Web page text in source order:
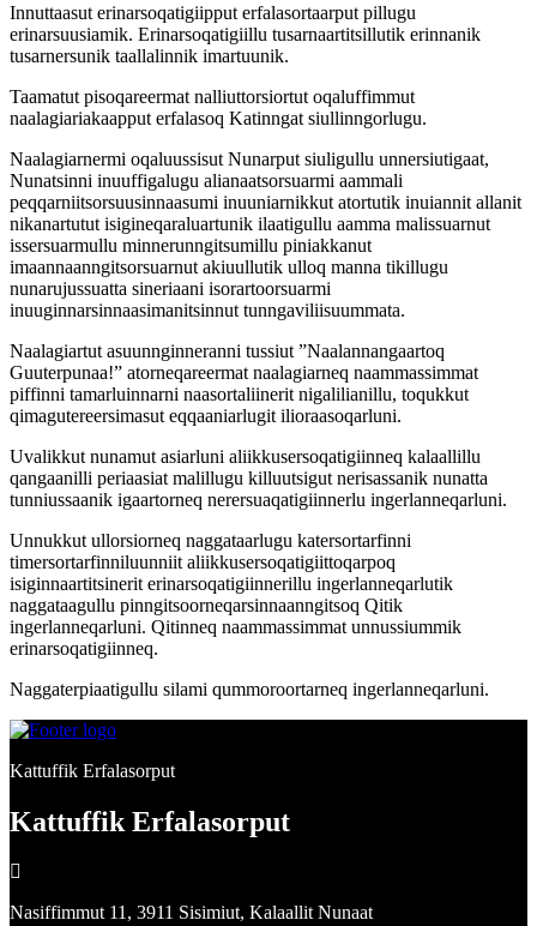
Innuttaasut erinarsoqatigiipput erfalasortaarput pillugu
erinarsuusiamik. Erinarsoqatigiillu tusarnaartitsillutik erinnanik
tusarnersunik taallalinnik imartuunik.
Taamatut pisoqareermat nalliuttorsiortut oqaluffimmut
naalagiariakaapput erfalasoq Katinngat siullinngorlugu.
Naalagiarnermi oqaluussisut Nunarput siuligullu unnersiutigaat,
Nunatsinni inuuffigalugu alianaatsorsuarmi aammali
peqqarniitsorsuusinnaasumi inuuniarnikkut atortutik inuiannit allanit
nikanartutut isigineqaraluartunik ilaatigullu aamma malissuarnut
issersuarmullu minnerunngitsumillu piniakkanut
imaannaanngitsorsuarnut akiuullutik ulloq manna tikillugu
nunarujussuatta sineriaani isorartoorsuarmi
inuuginnarsinnaasimanitsinnut tunngaviliisuummata.
Naalagiartut asuunnginneranni tussiut ”Naalannangaartoq
Guuterpunaa!” atorneqareermat naalagiarneq naammassimmat
piffinni tamarluinnarni naasortaliinerit nigalilianillu, toqukkut
qimagutereersimasut eqqaaniarlugit ilioraasoqarluni.
Uvalikkut nunamut asiarluni aliikkusersoqatigiinneq kalaallillu
qangaanilli periaasiat malillugu killuutsigut nerisassanik nunatta
tunniussaanik igaartorneq nerersuaqatigiinnerlu ingerlanneqarluni.
Unnukkut ullorsiorneq naggataarlugu katersortarfinni
timersortarfinniluunniit aliikkusersoqatigiittoqarpoq
isiginnaartitsinerit erinarsoqatigiinnerillu ingerlanneqarlutik
naggataagullu pinngitsoorneqarsinnaanngitsoq Qitik
ingerlanneqarluni. Qitinneq naammassimmat unnussiummik
erinarsoqatigiinneq.
Naggaterpiaatigullu silami qummoroortarneq ingerlanneqarluni.
Kattuffik Erfalasorput
Kattuffik Erfalasorput
Nasiffimmut 11, 3911 Sisimiut, Kalaallit Nunaat